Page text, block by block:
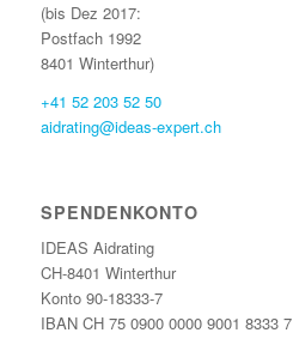
(bis Dez 2017:
Postfach 1992
8401 Winterthur)
+41 52 203 52 50
aidrating@ideas-expert.ch
SPENDENKONTO
IDEAS Aidrating
CH-8401 Winterthur
Konto 90-18333-7
IBAN CH 75 0900 0000 9001 8333 7